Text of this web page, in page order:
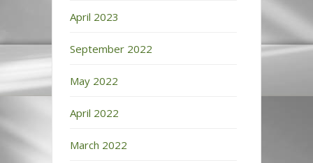
April 2023
September 2022
May 2022
April 2022
March 2022